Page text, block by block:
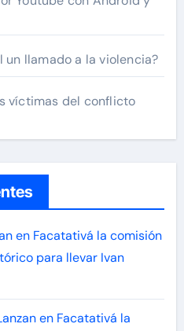
llamado a la violencia?
víctimas del conflicto
en Facatativá la comisión
para llevar Ivan
en Facatativá la